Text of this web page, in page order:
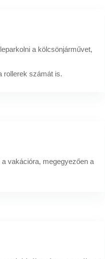
a kölcsönjárművet,
rollerek számát is.
vakációra, megegyezően a